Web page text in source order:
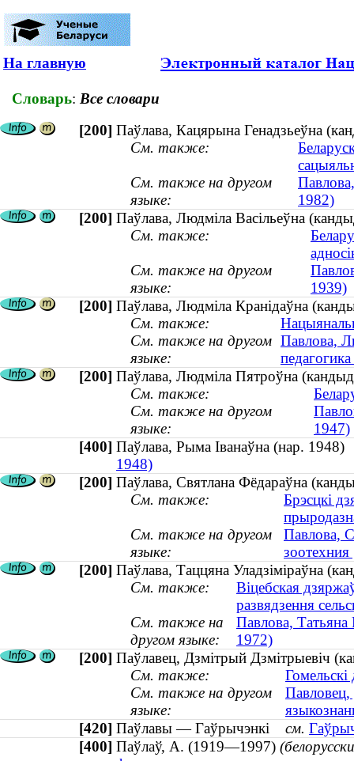
На главную
Словарь: Все словари
[200] Паўлава, Кацярына Генадзьеўна
См. также:
См. также на другом
языке:
1982)
[200] Паўлава, Людміла Васільеўна
См. также:
См. также на другом
языке:
1939)
[200] Паўлава, Людміла Кранідаўна
См. также:
См. также на другом
языке:
Павлова,
[200] Паўлава, Людміла Пятроўна
См. также:
См. также на другом
языке:
1947)
[400] Паўлава, Рыма Іванаўна (нар.
1948)
[200] Паўлава, Святлана Фёдараўна
См. также:
Брэсцкі
См. также на другом
языке:
Павлова,
[200] Паўлава, Таццяна Уладзіміраўна
См. также:
Віцебская
развядзення
См. также на
другом языке:
Павлова, Татьяна
1972)
[200] Паўлавец, Дзмітрый Дзмітрыевіч
См. также:
См. также на другом
языке:
[420] Паўлавы — Гаўрычэнкі см.
[400] Паўлаў, А. (1919—1997)